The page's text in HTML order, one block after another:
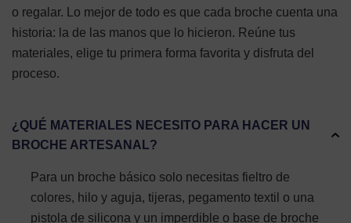
o regalar. Lo mejor de todo es que cada broche cuenta una
historia: la de las manos que lo hicieron. Reúne tus
materiales, elige tu primera forma favorita y disfruta del
proceso.
¿QUÉ MATERIALES NECESITO PARA HACER UN
BROCHE ARTESANAL?
Para un broche básico solo necesitas fieltro de
colores, hilo y aguja, tijeras, pegamento textil o una
pistola de silicona y un imperdible o base de broche